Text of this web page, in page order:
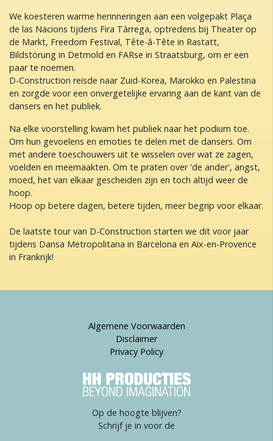
We koesteren warme herinneringen aan een volgepakt Plaça
de las Nacions tijdens Fira Tàrrega, optredens bij Theater op
de Markt, Freedom Festival, Tête-â-Tête in Rastatt,
Bildstörung in Detmold en FARse in Straatsburg, om er een
paar te noemen.
D-Construction reisde naar Zuid-Korea, Marokko en Palestina
en zorgde voor een onvergetelijke ervaring aan de kant van de
dansers en het publiek.
Na elke voorstelling kwam het publiek naar het podium toe.
Om hun gevoelens en emoties te delen met de dansers. Om
met andere toeschouwers uit te wisselen over wat ze zagen,
voelden en meemaakten. Om te praten over 'de ander', angst,
moed, het van elkaar gescheiden zijn en toch altijd weer de
hoop.
Hoop op betere dagen, betere tijden, meer begrip voor elkaar.
De laatste tour van D-Construction starten we dit voor jaar
tijdens Dansa Metropolitana in Barcelona en Aix-en-Provence
in Frankrijk!
Algemene Voorwaarden
Disclaimer
Privacy Policy
Op de hoogte blijven?
Schrijf je in voor de